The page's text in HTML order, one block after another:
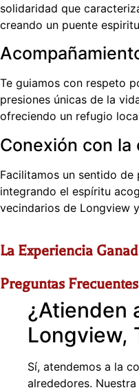
solidaridad que
creando un puente
Te guiamos con respeto
presiones únicas de la
ofreciendo un refugio
Conexión con la
Facilitamos un sentido
integrando el espíritu
vecindarios de Longview
La Experiencia
Preguntas Frecuentes
¿Atienden
Longview,
Sí, atendemos a la
alrededores.